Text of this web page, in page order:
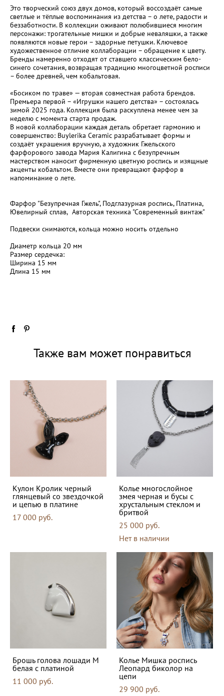
Это творческий союз двух домов, который воссоздаёт самые
светлые и тёплые воспоминания из детства – о лете, радости и
беззаботности. В коллекции оживают полюбившиеся многим
персонажи: трогательные мишки и добрые неваляшки, а также
появляются новые герои – задорные петушки. Ключевое
художественное отличие коллаборации – обращение к цвету.
Бренды намеренно отходят от ставшего классическим бело-
синего сочетания, возвращая традицию многоцветной росписи
– более древней, чем кобальтовая.
«Босиком по траве» — вторая совместная работа брендов.
Премьера первой – «Игрушки нашего детства» – состоялась
зимой 2025 года. Коллекция была раскуплена менее чем за
неделю с момента старта продаж.
В новой коллаборации каждая деталь обретает гармонию и
совершенство: Buylerika Ceramic разрабатывает формы и
создаёт украшения вручную, а художник Гжельского
фарфорового завода Мария Калигина с безупречным
мастерством наносит фирменную цветную роспись и изящные
акценты кобальтом. Вместе они превращают фарфор в
напоминание о лете.
Фарфор "Безупречная Гжель", Подглазурная роспись, Платина,
Ювелирный сплав, Авторская техника "Современный винтаж"
Подвески снимаются, кольца можно носить отдельно
Диаметр кольца 20 мм
Размер сердечка:
Ширина 15 мм
Длина 15 мм
Также вам может понравиться
Кулон Кролик черный
глянцевый со звездочкой
и цепью в платине
17 000 pуб.
Колье многослойное
змея черная и бусы с
хрустальным стеклом и
бритвой
25 000 pуб.
Нет в наличии
Брошь голова лошади M
белая с платиной
11 000 pуб.
Колье Мишка роспись
Леопард биколор на
цепи
29 900 pуб.